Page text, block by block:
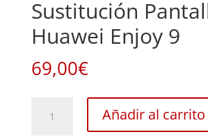
Sustitución
Huawei Enjoy 9
69,00€
Añadir al carrito